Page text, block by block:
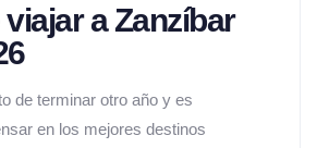
a Zanzíbar
de terminar otro año y es
en los mejores destinos